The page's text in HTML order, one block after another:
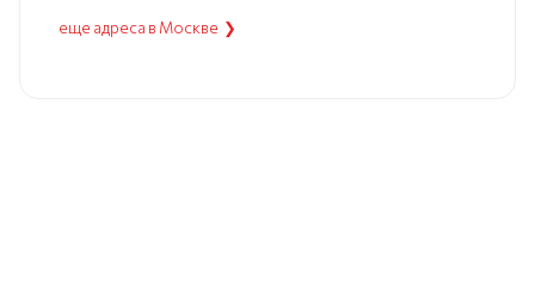
еще адреса в Москве ❯